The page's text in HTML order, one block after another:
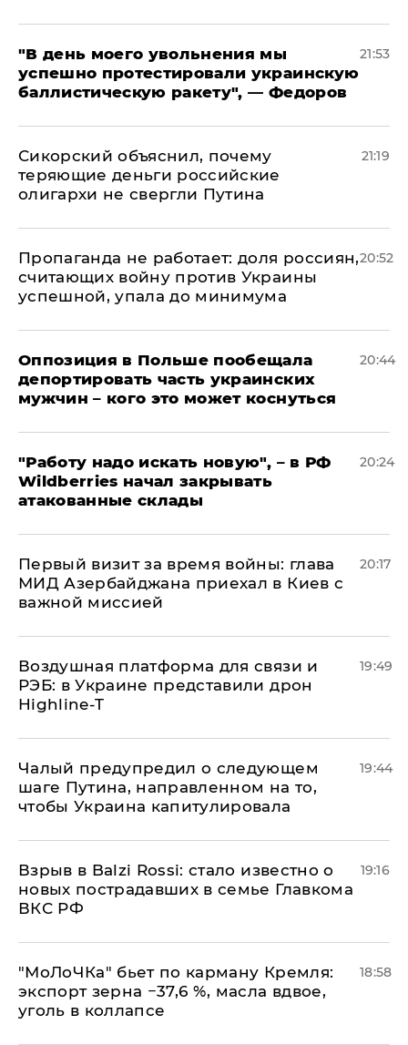
​"В день моего увольнения мы
успешно протестировали украинскую
баллистическую ракету", — Федоров
21:53
Сикорский объяснил, почему
теряющие деньги российские
олигархи не свергли Путина
21:19
​Пропаганда не работает: доля россиян,
считающих войну против Украины
успешной, упала до минимума
20:52
Оппозиция в Польше пообещала
депортировать часть украинских
мужчин – кого это может коснуться
20:44
"Работу надо искать новую", – в РФ
Wildberries начал закрывать
атакованные склады
20:24
Первый визит за время войны: глава
МИД Азербайджана приехал в Киев с
важной миссией
20:17
Воздушная платформа для связи и
РЭБ: в Украине представили дрон
Highline-T
19:49
Чалый предупредил о следующем
шаге Путина, направленном на то,
чтобы Украина капитулировала
19:44
Взрыв в Balzi Rossi: стало известно о
новых пострадавших в семье Главкома
ВКС РФ
19:16
​"МоЛоЧКа" бьет по карману Кремля:
экспорт зерна −37,6 %, масла вдвое,
уголь в коллапсе
18:58